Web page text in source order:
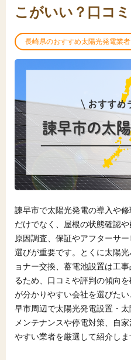
こがいい？口コ
長崎県のおすすめ太陽光発電業者
諫早市で太陽光発電の導入や
だけでなく、屋根の状態確認
原因調査、保証やアフターサ
選びが重要です。とくに太陽
ョナー交換、蓄電池設置は工
るため、口コミや評判の傾向
が分かりやすい会社を選びた
早市周辺で太陽光発電設置・
メンテナンスや停電対策、自
やすい業者を厳選して紹介しま